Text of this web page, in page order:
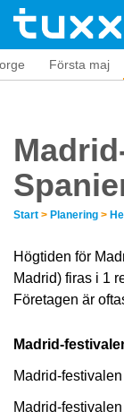
Första maj
Start > Planering >
Högtiden för
Madrid) firas i 1
Företagen är
Madrid-
Madrid-
Madrid-